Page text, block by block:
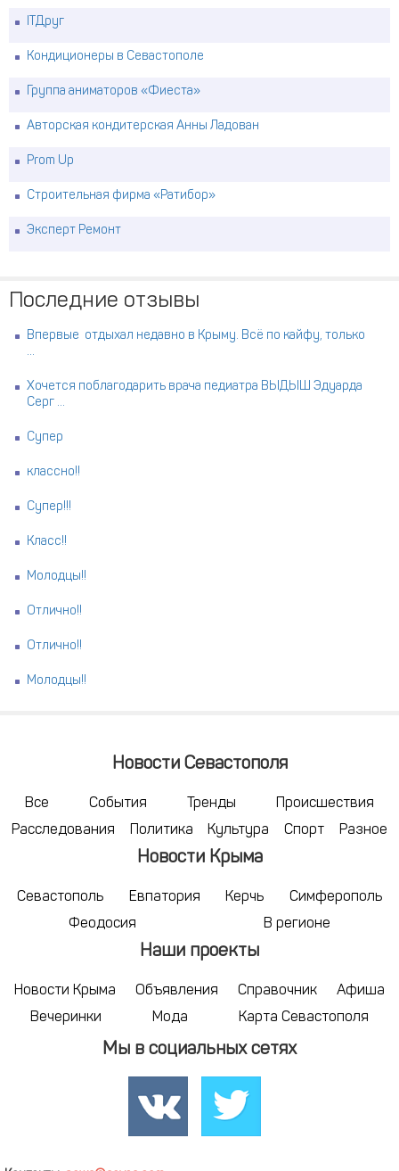
ITДруг
Кондиционеры в Севастополе
Группа аниматоров «Фиеста»
Авторская кондитерская Анны Ладован
Prom Up
Строительная фирма «Ратибор»
Эксперт Ремонт
Последние отзывы
Впервые отдыхал недавно в Крыму. Всё по кайфу, только
...
Хочется поблагодарить врача педиатра ВЫДЫШ Эдуарда
Серг ...
Супер
классно!!
Супер!!!
Класс!!
Молодцы!!
Отлично!!
Отлично!!
Молодцы!!
Новости Севастополя
Все События Тренды
Происшествия
Расследования
Политика Культура Спорт Разное
Новости Крыма
Севастополь Евпатория Керчь
Симферополь
Феодосия
В регионе
Наши проекты
Новости Крыма Объявления Справочник
Афиша
Вечеринки
Мода Карта Севастополя
Мы в социальных сетях